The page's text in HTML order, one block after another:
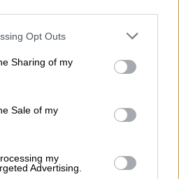
app uses one or more Google
behaviour. You may click to
and its third-party tags to
purposes in below Google
Opt Outs
Sharing of my
Sale of my
my
Advertising.
every day’ to be
my heart
again’
(@nypost)